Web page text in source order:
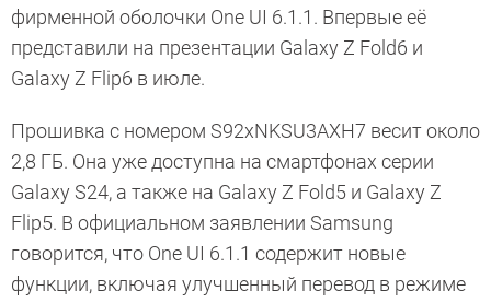
фирменной оболочки One UI 6.1.1. Впервые её
представили на презентации Galaxy Z Fold6 и
Galaxy Z Flip6 в июле.
Прошивка с номером S92xNKSU3AXH7 весит около
2,8 ГБ. Она уже доступна на смартфонах серии
Galaxy S24, а также на Galaxy Z Fold5 и Galaxy Z
Flip5. В официальном заявлении Samsung
говорится, что One UI 6.1.1 содержит новые
функции, включая улучшенный перевод в режиме